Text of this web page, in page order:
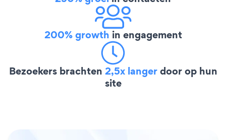
200% growth in engagement
Bezoekers brachten 2,5x langerdoor op hun
site